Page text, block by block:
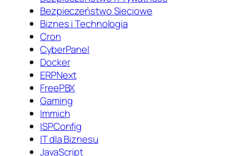
Bezpieczeństwo Sieciowe
Biznes i Technologia
Cron
CyberPanel
Docker
ERPNext
FreePBX
Gaming
Immich
ISPConfig
IT dla Biznesu
JavaScript